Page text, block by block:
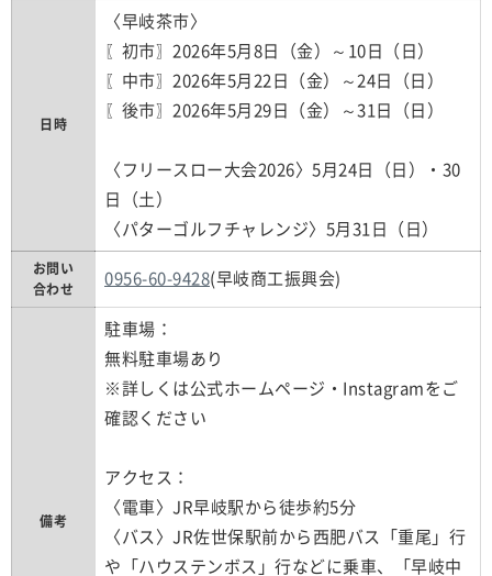
日時
〈早岐茶市〉
〖初市〗2026年5月8日（金）～10日（日）
〖中市〗2026年5月22日（金）～24日（日）
〖後市〗2026年5月29日（金）～31日（日）
〈フリースロー大会2026〉5月24日（日）・30
日（土）
〈パターゴルフチャレンジ〉5月31日（日）
お問い
合わせ
0956-60-9428(早岐商工振興会)
備考
駐車場：
無料駐車場あり
※詳しくは公式ホームページ・Instagramをご
確認ください
アクセス：
〈電車〉JR早岐駅から徒歩約5分
〈バス〉JR佐世保駅前から西肥バス「重尾」行
や「ハウステンボス」行などに乗車、「早岐中